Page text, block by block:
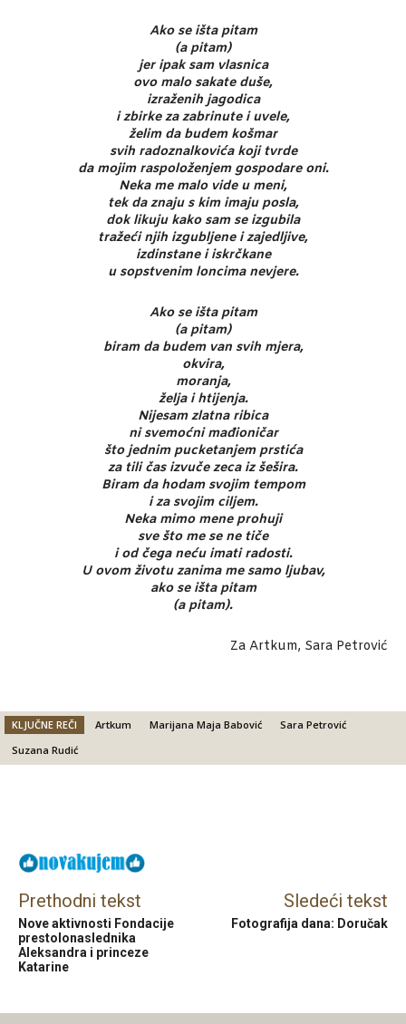
Ako se išta pitam
(a pitam)
jer ipak sam vlasnica
ovo malo sakate duše,
izraženih jagodica
i zbirke za zabrinute i uvele,
želim da budem košmar
svih radoznalkovića koji tvrde
da mojim raspoloženjem gospodare oni.
Neka me malo vide u meni,
tek da znaju s kim imaju posla,
dok likuju kako sam se izgubila
tražeći njih izgubljene i zajedljive,
izdinstane i iskrčkane
u sopstvenim loncima nevjere.
Ako se išta pitam
(a pitam)
biram da budem van svih mjera,
okvira,
moranja,
želja i htijenja.
Nijesam zlatna ribica
ni svemoćni mađioničar
što jednim pucketanjem prstića
za tili čas izvuče zeca iz šešira.
Biram da hodam svojim tempom
i za svojim ciljem.
Neka mimo mene prohuji
sve što me se ne tiče
i od čega neću imati radosti.
U ovom životu zanima me samo ljubav,
ako se išta pitam
(a pitam).
Za Artkum, Sara Petrović
KLJUČNE REČI Artkum Marijana Maja Babović
Sara Petrović
Suzana Rudić
Prethodni tekst
Nove aktivnosti Fondacije
prestolonaslednika
Aleksandra i princeze
Katarine
Sledeći tekst
Fotografija dana: Doručak